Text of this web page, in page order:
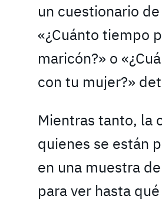
un cuestionario
«¿Cuánto tiempo
maricón?» o
con tu mujer?»
Mientras tanto, la
quienes se están
en una muestra
para ver hasta